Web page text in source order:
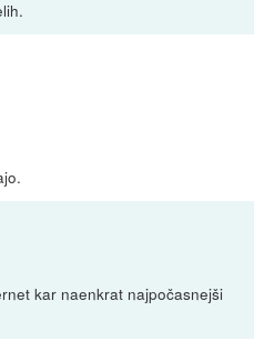
kar naenkrat najpočasnejši